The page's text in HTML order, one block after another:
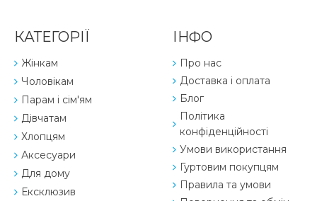
КАТЕГОРІЇ
Жінкам
Чоловікам
Парам і сім'ям
Дівчатам
Хлопцям
Аксесуари
Для дому
Ексклюзив
ІНФО
Про нас
Доставка і оплата
Блог
Політика
конфіденційності
Умови використання
Гуртовим покупцям
Правила та умови